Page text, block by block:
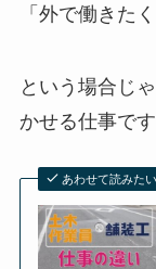
「外で働きた
という場合じ
かせる仕事です
あわせて読みたい